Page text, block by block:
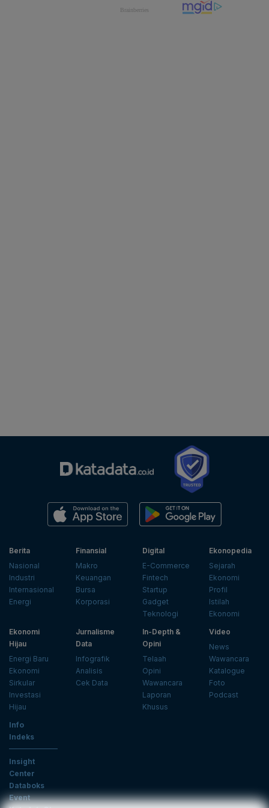
Berita
Nasional
Industri
Internasional
Energi
Finansial
Makro
Keuangan
Bursa
Korporasi
Digital
E-Commerce
Fintech
Startup
Gadget
Teknologi
Ekonopedia
Sejarah
Ekonomi
Profil
Istilah
Ekonomi
Ekonomi
Hijau
Energi Baru
Ekonomi
Sirkular
Investasi
Hijau
Jurnalisme
Data
Infografik
Analisis
Cek Data
In-Depth &
Opini
Telaah
Opini
Wawancara
Laporan
Khusus
Video
News
Wawancara
Katalogue
Foto
Podcast
Info
Indeks
Insight
Center
Databoks
Event